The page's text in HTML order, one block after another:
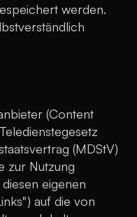
werden.
(Content
(MDStV)
zur Nutzung
eigenen
auf die von